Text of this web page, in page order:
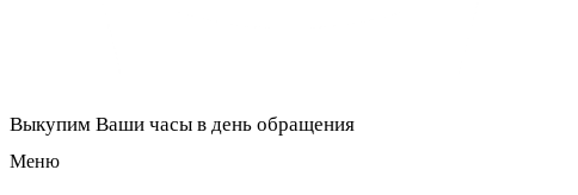
Выкупим Ваши часы в день обращения
Меню